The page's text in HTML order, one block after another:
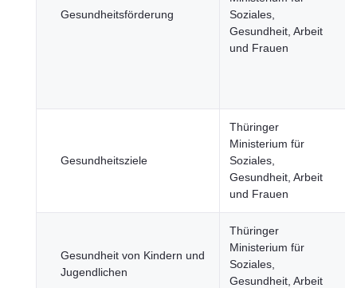
Gesundheitsförderung
Soziales,
Gesundheit, Arbeit
und Frauen
Gesundheitsziele
Thüringer
Ministerium für
Soziales,
Gesundheit, Arbeit
und Frauen
Gesundheit von Kindern und
Jugendlichen
Thüringer
Ministerium für
Soziales,
Gesundheit, Arbeit